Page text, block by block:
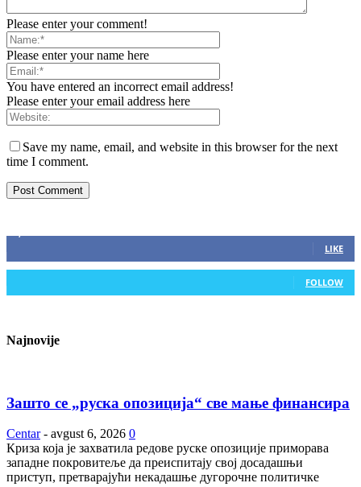
Please enter your comment!
Please enter your name here
You have entered an incorrect email address!
Please enter your email address here
Save my name, email, and website in this browser for the next
time I comment.
LIKE
FOLLOW
Najnovije
Зашто се „руска опозиција“ све мање финансира
Centar - avgust 6, 2026 0
Криза која је захватила редове руске опозиције приморава
западне покровитеље да преиспитају свој досадашњи
приступ, претварајући некадашње дугорочне политичке